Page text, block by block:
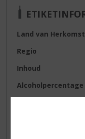
Land van Herkomst
Regio
Inhoud
Alcoholpercentage